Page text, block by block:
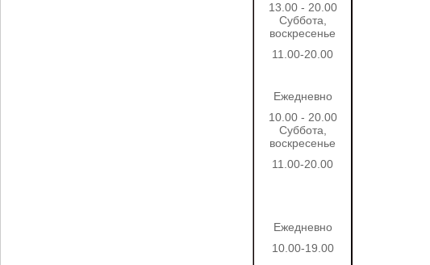
13.00 - 20.00
Суббота,
воскресенье
11.00-20.00
Ежедневно
10.00 - 20.00
Суббота,
воскресенье
11.00-20.00
Ежедневно
10.00-19.00